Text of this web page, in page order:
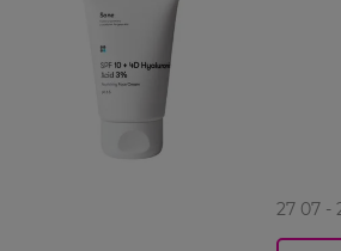
27 07 -